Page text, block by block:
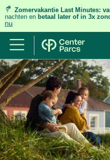
Zomervakantie Last Minutes:
nachten en betaal later of in 3x
nu